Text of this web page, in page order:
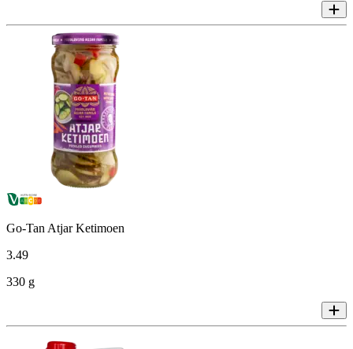
Go-Tan Atjar Ketimoen
3.49
330 g